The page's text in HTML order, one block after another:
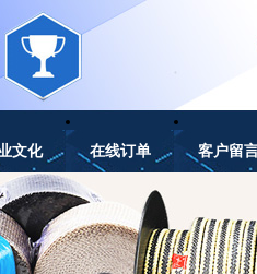
文化 在线订单 客户留